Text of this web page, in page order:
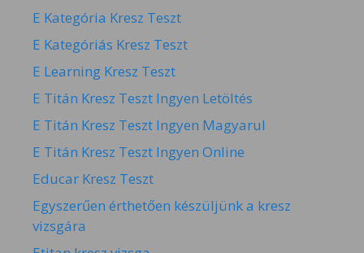
E Kategória Kresz Teszt
E Kategóriás Kresz Teszt
E Learning Kresz Teszt
E Titán Kresz Teszt Ingyen Letöltés
E Titán Kresz Teszt Ingyen Magyarul
E Titán Kresz Teszt Ingyen Online
Educar Kresz Teszt
Egyszerűen érthetően készüljünk a kresz
vizsgára